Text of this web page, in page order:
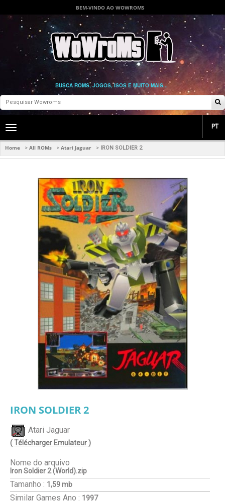
BEM-VINDO AO WOWROMS
BUSCA ROMS, JOGOS, ISOS E MUITO MAIS...
Toggle
navigation
PT
Home > All ROMs > Atari Jaguar > IRON SOLDIER 2
IRON SOLDIER 2
Atari Jaguar
( Télécharger Emulateur )
Nome do arquivo
Iron Soldier 2 (World).zip
Tamanho : 1,59 mb
Similar Games Ano : 1997